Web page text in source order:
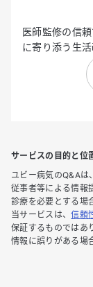
医師監修の信
に寄り添う生
サービスの目的と位
ユビー病気のQ&Aは
従事者等による情報
診療を必要とする場
当サービスは、信頼
保証するものではあ
情報に誤りがある場